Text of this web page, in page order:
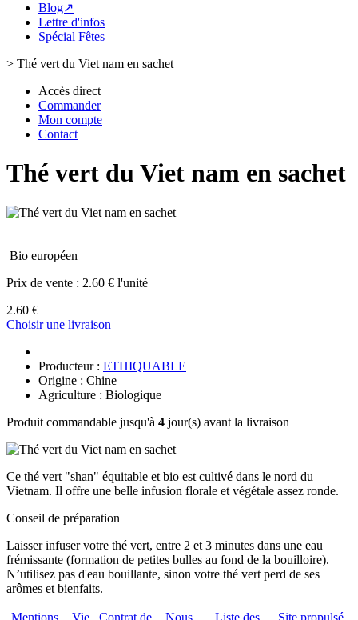
Blog↗
Lettre d'infos
Spécial Fêtes
> Thé vert du Viet nam en sachet
Accès direct
Commander
Mon compte
Contact
Thé vert du Viet nam en sachet
Bio européen
Prix de vente : 2.60 € l'unité
2.60 €
Choisir une livraison
Producteur : ETHIQUABLE
Origine : Chine
Agriculture : Biologique
Produit commandable jusqu'à 4 jour(s) avant la livraison
Ce thé vert "shan" équitable et bio est cultivé dans le nord du
Vietnam. Il offre une belle infusion florale et végétale assez ronde.
Conseil de préparation
Laisser infuser votre thé vert, entre 2 et 3 minutes dans une eau
frémissante (formation de petites bulles au fond de la bouilloire).
N’utilisez pas d'eau bouillante, sinon votre thé vert perd de ses
arômes et bienfaits.
Mentions Vie Contrat de Nous Liste des Site propulsé